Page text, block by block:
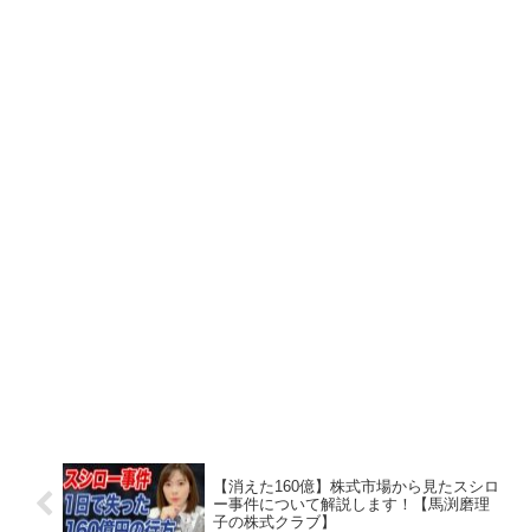
【消えた160億】株式市場から見たスシロ
ー事件について解説します！【馬渕磨理
子の株式クラブ】